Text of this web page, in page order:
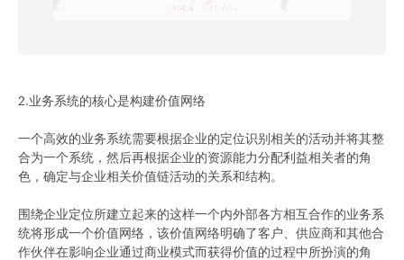
2.业务系统的核心是构建价值网络
一个高效的业务系统需要根据企业的定位识别相关的活动并将其整
合为一个系统，然后再根据企业的资源能力分配利益相关者的角
色，确定与企业相关价值链活动的关系和结构。
围绕企业定位所建立起来的这样一个内外部各方相互合作的业务系
统将形成一个价值网络，该价值网络明确了客户、供应商和其他合
作伙伴在影响企业通过商业模式而获得价值的过程中所扮演的角